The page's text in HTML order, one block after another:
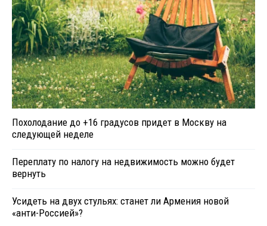
Похолодание до +16 градусов придет в Москву на
следующей неделе
Переплату по налогу на недвижимость можно будет
вернуть
Усидеть на двух стульях: станет ли Армения новой
«анти-Россией»?